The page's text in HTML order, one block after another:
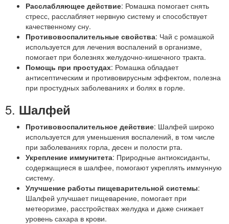
Расслабляющее действие: Ромашка помогает снять
стресс, расслабляет нервную систему и способствует
качественному сну.
Противовоспалительные свойства: Чай с ромашкой
используется для лечения воспалений в организме,
помогает при болезнях желудочно-кишечного тракта.
Помощь при простудах: Ромашка обладает
антисептическим и противовирусным эффектом, полезна
при простудных заболеваниях и болях в горле.
5. Шалфей
Противовоспалительное действие: Шалфей широко
используется для уменьшения воспалений, в том числе
при заболеваниях горла, десен и полости рта.
Укрепление иммунитета: Природные антиоксиданты,
содержащиеся в шалфее, помогают укреплять иммунную
систему.
Улучшение работы пищеварительной системы:
Шалфей улучшает пищеварение, помогает при
метеоризме, расстройствах желудка и даже снижает
уровень сахара в крови.